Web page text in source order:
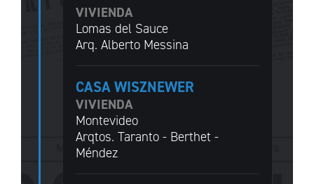
VIVIENDA
Lomas del Sauce
Arq. Alberto Messina
CASA WISZNEWER
VIVIENDA
Montevideo
Arqtos. Taranto - Berthet -
Méndez